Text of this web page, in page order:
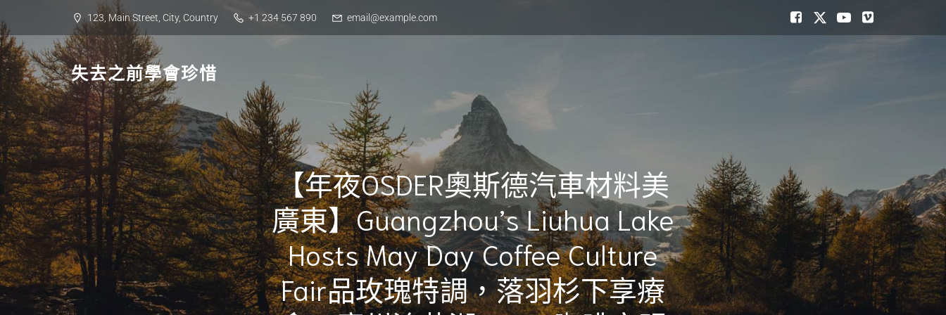
content
123, Main Street, City, Country +1 234 567 890 email@example.com
失去之前學會珍惜
【年夜OSDER奧斯德汽車材料美
廣東】Guangzhou’s Liuhua Lake
Hosts May Day Coffee Culture
Fair品玫瑰特調，落羽杉下享療